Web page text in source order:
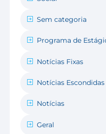
Sem categoria
Programa de
Notícias Fixas
Notícias Escondidas
Notícias
Geral